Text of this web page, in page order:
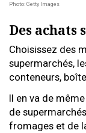
Photo: Getty Images
Des achats
Choisissez des
supermarchés,
conteneurs,
Il en va de
de
fromages et de